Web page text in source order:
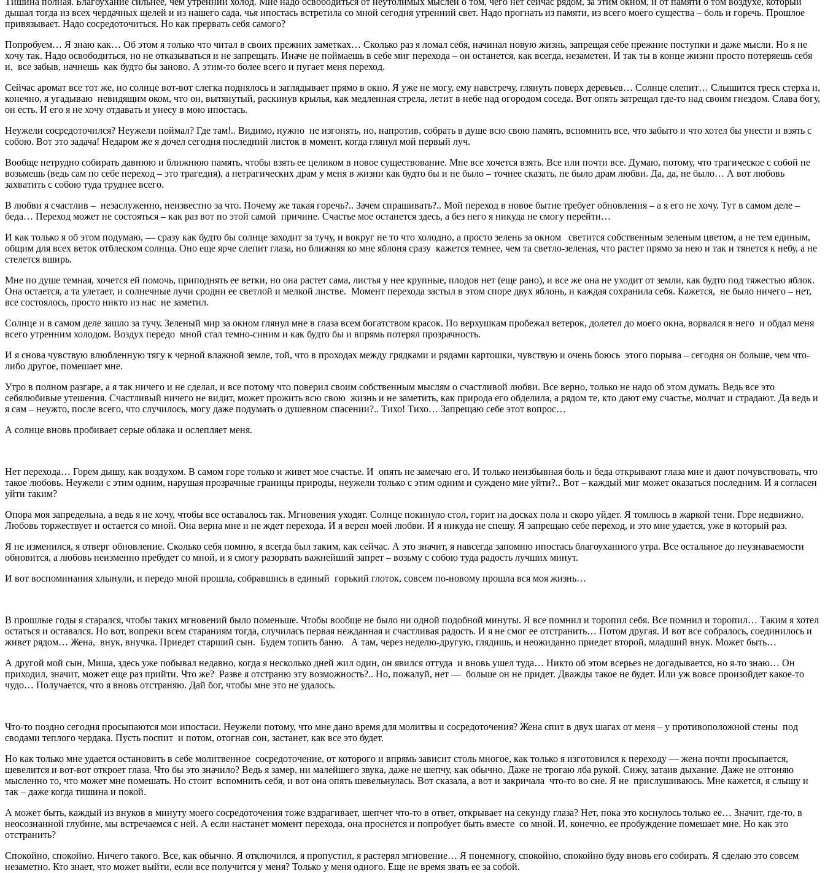
дышал тогда из всех чердачных щелей и из нашего сада, чья ипостась встретила со мной сегодня утренний свет. Надо прогнать из памяти, из всего моего существа – боль и горечь. Прошлое
привязывает. Надо сосредоточиться. Но как прервать себя самого?
Попробуем… Я знаю как… Об этом я только что читал в своих прежних заметках… Сколько раз я ломал себя, начинал новую жизнь, запрещая себе прежние поступки и даже мысли. Но я не
хочу так. Надо освободиться, но не отказываться и не запрещать. Иначе не поймаешь в себе миг перехода – он останется, как всегда, незаметен. И так ты в конце жизни просто потеряешь себя
и, все забыв, начнешь как будто бы заново. А этим-то более всего и пугает меня переход.
Сейчас аромат все тот же, но солнце вот-вот слегка поднялось и заглядывает прямо в окно. Я уже не могу, ему навстречу, глянуть поверх деревьев… Солнце слепит… Слышится треск стерха и,
конечно, я угадываю невидящим оком, что он, вытянутый, раскинув крылья, как медленная стрела, летит в небе над огородом соседа. Вот опять затрещал где-то над своим гнездом. Слава богу,
он есть. И его я не хочу отдавать и унесу в мою ипостась.
Неужели сосредоточился? Неужели поймал? Где там!.. Видимо, нужно не изгонять, но, напротив, собрать в душе всю свою память, вспомнить все, что забыто и что хотел бы унести и взять с
собою. Вот это задача! Недаром же я дочел сегодня последний листок в момент, когда глянул мой первый луч.
Вообще нетрудно собирать давнюю и ближнюю память, чтобы взять ее целиком в новое существование. Мне все хочется взять. Все или почти все. Думаю, потому, что трагическое с собой не
возьмешь (ведь сам по себе переход – это трагедия), а нетрагических драм у меня в жизни как будто бы и не было – точнее сказать, не было драм любви. Да, да, не было… А вот любовь
захватить с собою туда труднее всего.
В любви я счастлив – незаслуженно, неизвестно за что. Почему же такая горечь?.. Зачем спрашивать?.. Мой переход в новое бытие требует обновления – а я его не хочу. Тут в самом деле –
беда… Переход может не состояться – как раз вот по этой самой причине. Счастье мое останется здесь, а без него я никуда не смогу перейти…
И как только я об этом подумаю, — сразу как будто бы солнце заходит за тучу, и вокруг не то что холодно, а просто зелень за окном светится собственным зеленым цветом, а не тем единым,
общим для всех веток отблеском солнца. Оно еще ярче слепит глаза, но ближняя ко мне яблоня сразу кажется темнее, чем та светло-зеленая, что растет прямо за нею и так и тянется к небу, а не
стелется вширь.
Мне по душе темная, хочется ей помочь, приподнять ее ветки, но она растет сама, листья у нее крупные, плодов нет (еще рано), и все же она не уходит от земли, как будто под тяжестью яблок.
Она остается, а та улетает, и солнечные лучи сродни ее светлой и мелкой листве. Момент перехода застыл в этом споре двух яблонь, и каждая сохранила себя. Кажется, не было ничего – нет,
все состоялось, просто никто из нас не заметил.
Солнце и в самом деле зашло за тучу. Зеленый мир за окном глянул мне в глаза всем богатством красок. По верхушкам пробежал ветерок, долетел до моего окна, ворвался в него и обдал меня
всего утренним холодом. Воздух передо мной стал темно-синим и как будто бы и впрямь потерял прозрачность.
И я снова чувствую влюбленную тягу к черной влажной земле, той, что в проходах между грядками и рядами картошки, чувствую и очень боюсь этого порыва – сегодня он больше, чем что-
либо другое, помешает мне.
Утро в полном разгаре, а я так ничего и не сделал, и все потому что поверил своим собственным мыслям о счастливой любви. Все верно, только не надо об этом думать. Ведь все это
себялюбивые утешения. Счастливый ничего не видит, может прожить всю свою жизнь и не заметить, как природа его обделила, а рядом те, кто дают ему счастье, молчат и страдают. Да ведь и
я сам – неужто, после всего, что случилось, могу даже подумать о душевном спасении?.. Тихо! Тихо… Запрещаю себе этот вопрос…
А солнце вновь пробивает серые облака и ослепляет меня.
Нет перехода… Горем дышу, как воздухом. В самом горе только и живет мое счастье. И опять не замечаю его. И только неизбывная боль и беда открывают глаза мне и дают почувствовать, что
такое любовь. Неужели с этим одним, нарушая прозрачные границы природы, неужели только с этим одним и суждено мне уйти?.. Вот – каждый миг может оказаться последним. И я согласен
уйти таким?
Опора моя запредельна, а ведь я не хочу, чтобы все оставалось так. Мгновения уходят. Солнце покинуло стол, горит на досках пола и скоро уйдет. Я томлюсь в жаркой тени. Горе недвижно.
Любовь торжествует и остается со мной. Она верна мне и не ждет перехода. И я верен моей любви. И я никуда не спешу. Я запрещаю себе переход, и это мне удается, уже в который раз.
Я не изменился, я отверг обновление. Сколько себя помню, я всегда был таким, как сейчас. А это значит, я навсегда запомню ипостась благоуханного утра. Все остальное до неузнаваемости
обновится, а любовь неизменно пребудет со мной, и я смогу разорвать важнейший запрет – возьму с собою туда радость лучших минут.
И вот воспоминания хлынули, и передо мной прошла, собравшись в единый горький глоток, совсем по-новому прошла вся моя жизнь…
В прошлые годы я старался, чтобы таких мгновений было поменьше. Чтобы вообще не было ни одной подобной минуты. Я все помнил и торопил себя. Все помнил и торопил… Таким я хотел
остаться и оставался. Но вот, вопреки всем стараниям тогда, случилась первая нежданная и счастливая радость. И я не смог ее отстранить… Потом другая. И вот все собралось, соединилось и
живет рядом… Жена, внук, внучка. Приедет старший сын. Будем топить баню. А там, через неделю-другую, глядишь, и неожиданно приедет второй, младший внук. Может быть…
А другой мой сын, Миша, здесь уже побывал недавно, когда я несколько дней жил один, он явился оттуда и вновь ушел туда… Никто об этом всерьез не догадывается, но я-то знаю… Он
приходил, значит, может еще раз прийти. Что же? Разве я отстраню эту возможность?.. Но, пожалуй, нет — больше он не придет. Дважды такое не будет. Или уж вовсе произойдет какое-то
чудо… Получается, что я вновь отстраняю. Дай бог, чтобы мне это не удалось.
Что-то поздно сегодня просыпаются мои ипостаси. Неужели потому, что мне дано время для молитвы и сосредоточения? Жена спит в двух шагах от меня – у противоположной стены под
сводами теплого чердака. Пусть поспит и потом, отогнав сон, застанет, как все это будет.
Но как только мне удается остановить в себе молитвенное сосредоточение, от которого и впрямь зависит столь многое, как только я изготовился к переходу — жена почти просыпается,
шевелится и вот-вот откроет глаза. Что бы это значило? Ведь я замер, ни малейшего звука, даже не шепчу, как обычно. Даже не трогаю лба рукой. Сижу, затаив дыхание. Даже не отгоняю
мысленно то, что может мне помешать. Но стоит вспомнить себя, и вот она опять шевельнулась. Вот сказала, а вот и закричала что-то во сне. Я не прислушиваюсь. Мне кажется, я слышу и
так – даже когда тишина и покой.
А может быть, каждый из внуков в минуту моего сосредоточения тоже вздрагивает, шепчет что-то в ответ, открывает на секунду глаза? Нет, пока это коснулось только ее… Значит, где-то, в
неосознанной глубине, мы встречаемся с ней. А если настанет момент перехода, она проснется и попробует быть вместе со мной. И, конечно, ее пробуждение помешает мне. Но как это
отстранить?
Спокойно, спокойно. Ничего такого. Все, как обычно. Я отключился, я пропустил, я растерял мгновение… Я понемногу, спокойно, спокойно буду вновь его собирать. Я сделаю это совсем
незаметно. Кто знает, что может выйти, если все получится у меня? Только у меня одного. Еще не время звать ее за собой.